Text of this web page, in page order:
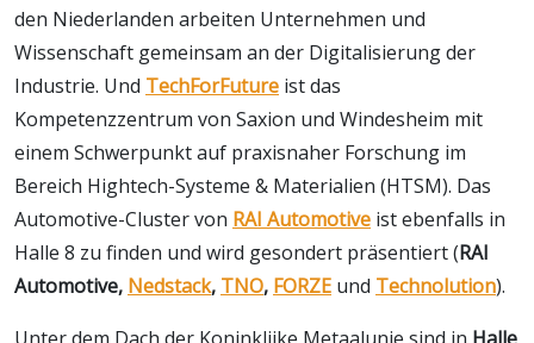
den Niederlanden arbeiten Unternehmen und
Wissenschaft gemeinsam an der Digitalisierung der
Industrie. Und TechForFuture ist das
Kompetenzzentrum von Saxion und Windesheim mit
einem Schwerpunkt auf praxisnaher Forschung im
Bereich Hightech-Systeme & Materialien (HTSM). Das
Automotive-Cluster von RAI Automotive ist ebenfalls in
Halle 8 zu finden und wird gesondert präsentiert (RAI
Automotive, Nedstack, TNO, FORZE und Technolution).